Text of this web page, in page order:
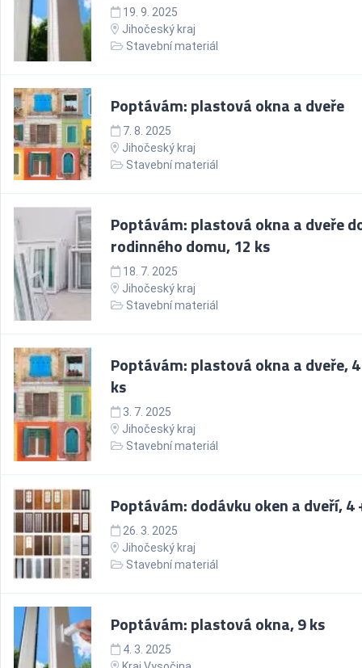
19. 9. 2025
Jihočeský kraj
Stavební materiál
Poptávám: plastová okna a dveře
7. 8. 2025
Jihočeský kraj
Stavební materiál
Poptávám: plastová okna a dveře
rodinného domu, 12 ks
18. 7. 2025
Jihočeský kraj
Stavební materiál
Poptávám: plastová okna a dveře,
ks
3. 7. 2025
Jihočeský kraj
Stavební materiál
Poptávám: dodávku oken a dveří, 4
26. 3. 2025
Jihočeský kraj
Stavební materiál
Poptávám: plastová okna, 9 ks
4. 3. 2025